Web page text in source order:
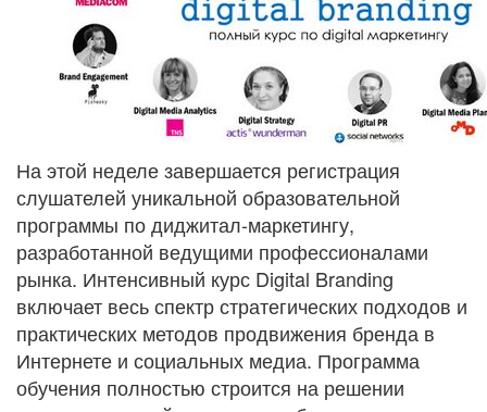
На этой неделе завершается регистрация
слушателей уникальной образовательной
программы по диджитал-маркетингу,
разработанной ведущими профессионалами
рынка. Интенсивный курс Digital Branding
включает весь спектр стратегических подходов и
практических методов продвижения бренда в
Интернете и социальных медиа. Программа
обучения полностью строится на решении